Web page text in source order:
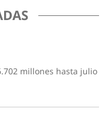
millones hasta julio